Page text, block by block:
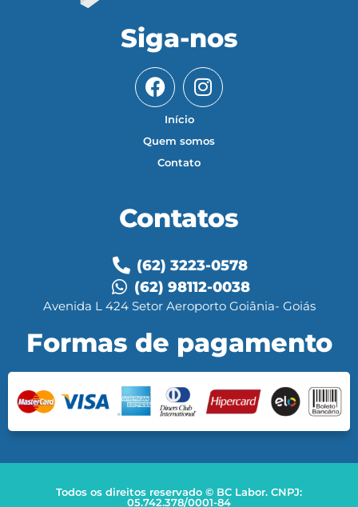
Siga-nos
Início
Quem somos
Contato
Contatos
(62) 3223-0578
(62) 98112-0038
Avenida L 424 Setor Aeroporto Goiânia- Goiás
Formas de pagamento
Todos os direitos reservado © BC Labor. CNPJ:
05.742.378/0001-84